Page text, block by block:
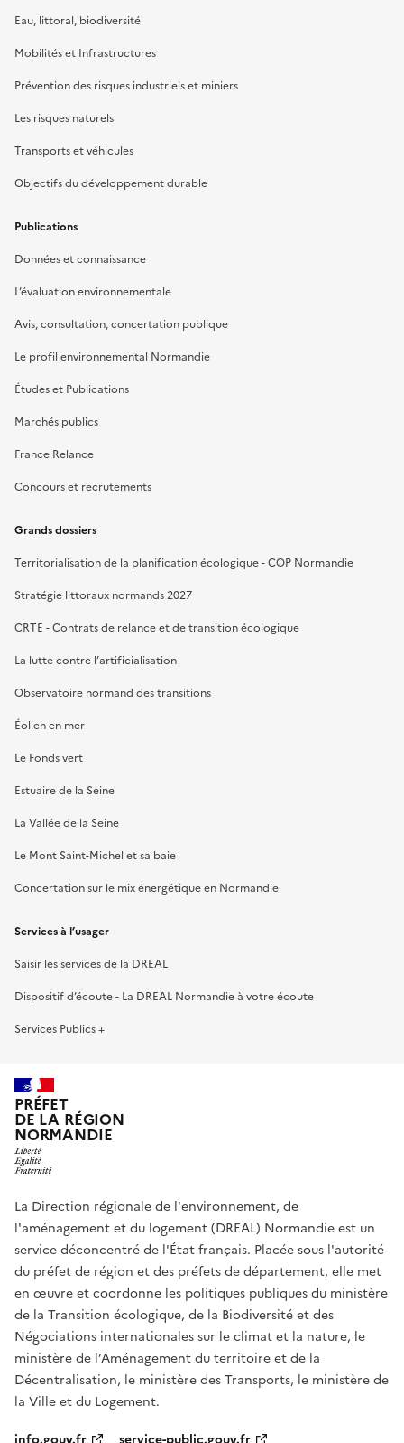
Eau, littoral, biodiversité
Mobilités et Infrastructures
Prévention des risques industriels et miniers
Les risques naturels
Transports et véhicules
Objectifs du développement durable
Publications
Données et connaissance
L’évaluation environnementale
Avis, consultation, concertation publique
Le profil environnemental Normandie
Études et Publications
Marchés publics
France Relance
Concours et recrutements
Grands dossiers
Territorialisation de la planification écologique - COP Normandie
Stratégie littoraux normands 2027
CRTE - Contrats de relance et de transition écologique
La lutte contre l’artificialisation
Observatoire normand des transitions
Éolien en mer
Le Fonds vert
Estuaire de la Seine
La Vallée de la Seine
Le Mont Saint-Michel et sa baie
Concertation sur le mix énergétique en Normandie
Services à l’usager
Saisir les services de la DREAL
Dispositif d’écoute - La DREAL Normandie à votre écoute
Services Publics +
PRÉFET
DE LA RÉGION
NORMANDIE
La Direction régionale de l'environnement, de
l'aménagement et du logement (DREAL) Normandie est un
service déconcentré de l'État français. Placée sous l'autorité
du préfet de région et des préfets de département, elle met
en œuvre et coordonne les politiques publiques du ministère
de la Transition écologique, de la Biodiversité et des
Négociations internationales sur le climat et la nature, le
ministère de l’Aménagement du territoire et de la
Décentralisation, le ministère des Transports, le ministère de
la Ville et du Logement.